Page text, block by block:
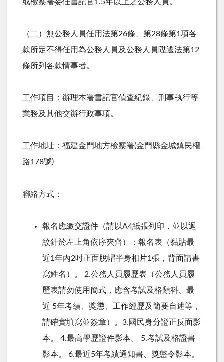
（二）無公務人員任用法第26條、第28條第1項各
款所定不得任用為公務人員及公務人員陞遷法第12
條所列各款情事者。
工作項目：辦理本署書記官偵查紀錄、刑事執行等
業務及其他交辦行政事項。
工作地址：福建金門地方檢察署(金門縣金城鎮民權
路178號)
聯絡方式：
報名應繳交證件（請以A4紙張列印，並以迴
紋針於左上角依序夾齊）： 報名表（黏貼最
近1年內2吋正面脫帽半身相片1張，背面請書
寫姓名）。
2.公務人員履歷表（公務人員履
歷表請勿使用簡式，應含考試及格類科、最
近 5年考績、獎懲、工作經歷及簡要自述等，
請確實填寫並簽章）。 3.國民身分證正反面影
本。
4.最高學歷證件影本。 5.考試及格證書
影本。
6.最近5年考績通知書、獎懲令影本。